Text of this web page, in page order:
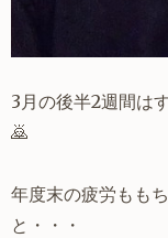
3月の後半2週間は
🙇
年度末の疲労もも
と・・・